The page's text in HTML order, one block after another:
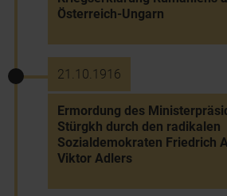
Österreich-Ungarn
21.10.1916
Ermordung des
Stürgkh durch den radikalen
Sozialdemokraten Friedrich
Viktor Adlers